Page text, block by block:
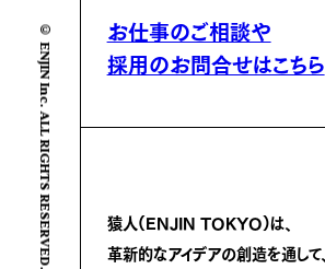
© ENJIN Inc. ALL RIGHTS RESERVED.
お仕事のご相談や
採用のお問合せはこちら
猿人(ENJIN TOKYO)は、
革新的なアイデアの創造を通して、